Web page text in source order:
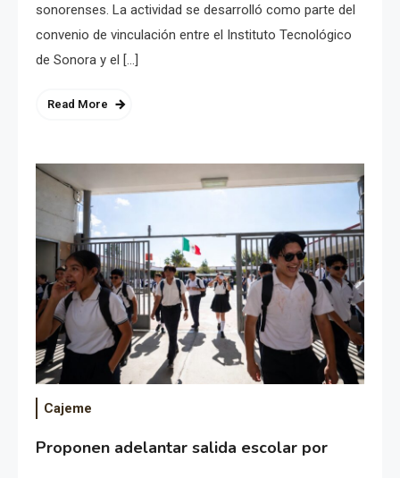
sonorenses. La actividad se desarrolló como parte del
convenio de vinculación entre el Instituto Tecnológico
de Sonora y el […]
Read More
Cajeme
Proponen adelantar salida escolar por